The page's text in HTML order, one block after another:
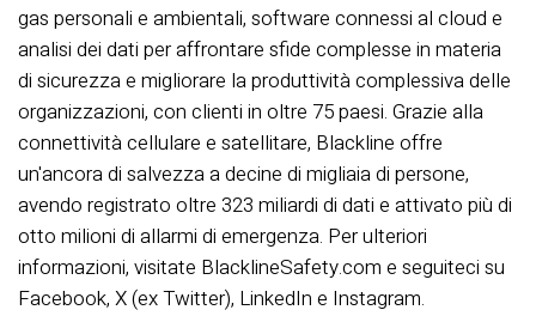
gas personali e ambientali, software connessi al cloud e
analisi dei dati per affrontare sfide complesse in materia
di sicurezza e migliorare la produttività complessiva delle
organizzazioni, con clienti in oltre 75 paesi. Grazie alla
connettività cellulare e satellitare, Blackline offre
un'ancora di salvezza a decine di migliaia di persone,
avendo registrato oltre 323 miliardi di dati e attivato più di
otto milioni di allarmi di emergenza. Per ulteriori
informazioni, visitate BlacklineSafety.com e seguiteci su
Facebook, X (ex Twitter), LinkedIn e Instagram.